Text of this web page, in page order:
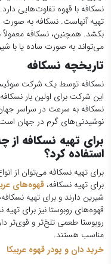
نسکافه با قهوه تفاوت‌هایی
تهیه آنهاست. نسکافه به
بکشد. همچنین، نسکافه
می‌تواند به صورت ساده یا با
تاریخچه نسکافه
این شرکت برای اولین بار
نسکافه به سرعت در سراسر
نوشیدنی‌های گرم در جهان
برای تهیه نسکافه
استفاده کرد؟
برای تهیه نسکافه می‌توان از
برای تهیه نسکافه، قهوه‌های
شیرین دارند و برای تهیه
قهوه‌های روبوستا نیز برای
روبوستا طعمی تلخ‌تر و قوی‌تر
مناسب هستند.
خرید دان و پودر قهوه عربیکا